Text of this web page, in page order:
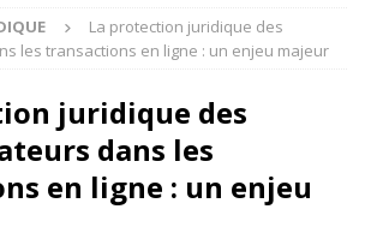
La protection juridique des
les transactions en ligne : un enjeu majeur
juridique des
dans les
en ligne : un enjeu